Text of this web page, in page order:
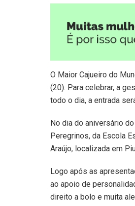
O Maior Cajueiro do
(20). Para celebrar, a
todo o dia, a entrada
No dia do aniversário
Peregrinos, da Escola
Araújo, localizada em
Logo após as
ao apoio de
direito a bolo e muita